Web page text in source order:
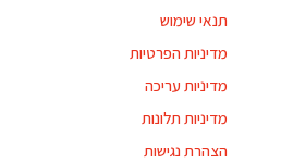
תנאי שימוש
מדיניות הפרטיות
מדיניות עריכה
מדיניות תלונות
הצהרת נגישות